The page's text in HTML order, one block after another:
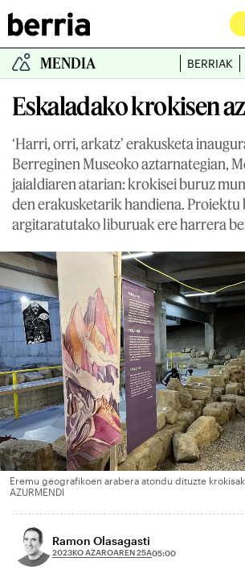
MENDIA BERRIAK
Eskaladako krokisen
‘Harri, orri, arkatz’ erakusketa
Berreginen Museoko aztarnategian,
jaialdiaren atarian: krokisei buruz
den erakusketarik handiena. Proiektu
argitaratutako liburuak ere harrera
Eremu geografikoen arabera atondu dituzte krokisak
AZURMENDI
Ramon Olasagasti
2023KO AZAROAREN 25A05:00